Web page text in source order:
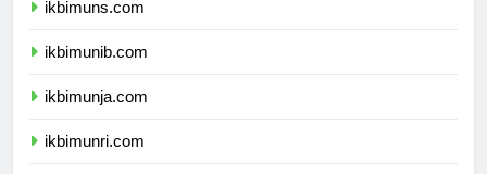
ikbimuns.com
ikbimunib.com
ikbimunja.com
ikbimunri.com